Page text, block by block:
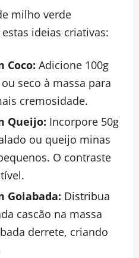
milho verde
ideias criativas:
Coco: Adicione 100g
seco à massa para
cremosidade.
Queijo: Incorpore 50g
ou queijo minas
O contraste
Goiabada: Distribua
cascão na massa
derrete, criando